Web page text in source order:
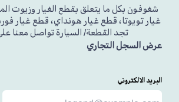
شغوفون بكل ما يتعلق بقطع الغيار وزيوت
غيار تويوتا، قطع غيار هونداي، قطع غيار
تجد القطعة/ السيارة تواصل معنا
عرض السجل التجاري
البريد الالكتروني